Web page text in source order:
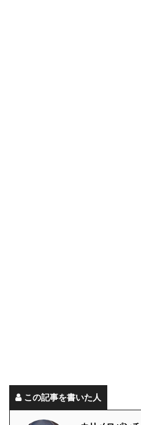
この記事を書いた人